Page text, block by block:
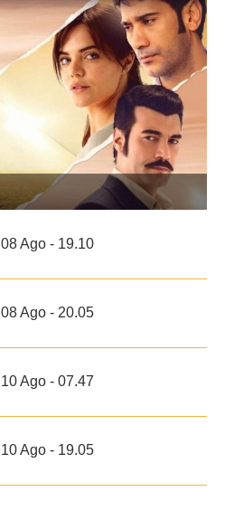
08 Ago - 19.10
08 Ago - 20.05
10 Ago - 07.47
10 Ago - 19.05